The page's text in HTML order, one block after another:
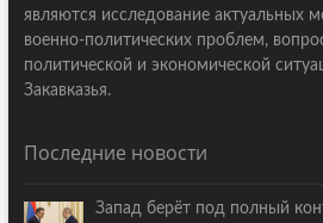
являются исследование актуальных
военно-политических проблем,
политической и экономической
Закавказья.
Последние новости
Запад берёт под полный